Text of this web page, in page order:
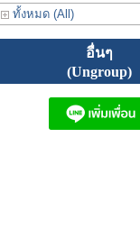
ทั้งหมด (All)
อื่นๆ
(Ungroup)